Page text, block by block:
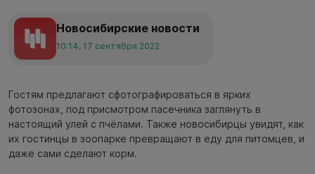
Новосибирские новости
10:14, 17 сентября 2022
Гостям предлагают сфотографироваться в ярких
фотозонах, под присмотром пасечника заглянуть в
настоящий улей с пчёлами. Также новосибирцы увидят, как
их гостинцы в зоопарке превращают в еду для питомцев, и
даже сами сделают корм.